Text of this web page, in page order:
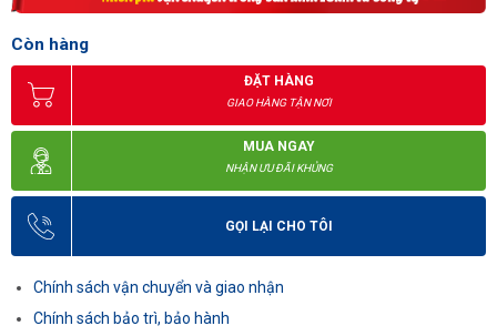
Còn hàng
ĐẶT HÀNG
GIAO HÀNG TẬN NƠI
MUA NGAY
NHẬN ƯU ĐÃI KHỦNG
GỌI LẠI CHO TÔI
Chính sách vận chuyển và giao nhận
Chính sách bảo trì, bảo hành